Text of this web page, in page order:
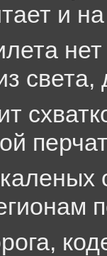
и на
света,